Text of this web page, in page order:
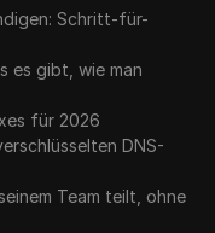
Schritt-für-
es gibt, wie man
für 2026
DNS-
Team teilt, ohne